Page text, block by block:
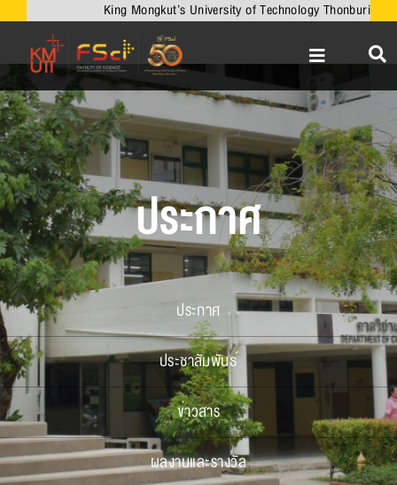
content
King Mongkut’s University of Technology Thonburi
Toggle
Navigation
หน้าหลัก
เกี่ยวกับคณะ
วิชาการ
งานวิจัยและนวัตกรรม
เครือข่ายความร่วมมือ
บริการวิชาการ
ความร่วมมือกับต่างประเทศ
ข่าวและกิจกรรม
ประกาศ
ประกาศ
ประชาสัมพันธ์
ข่าวสาร
ผลงานและรางวัล